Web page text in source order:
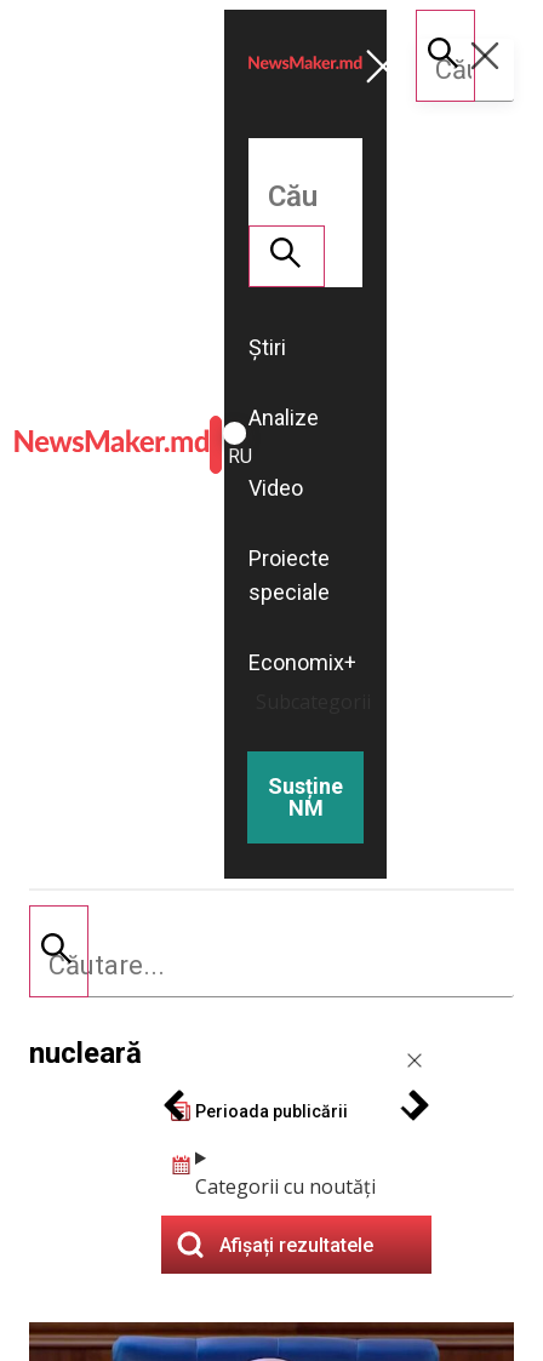
ROMÂNĂ
RU
Știri
Analize
Video
Proiecte
speciale
Economix+
Susține
NM
nucleară
Perioada publicării
Categorii cu noutăți
Afișați rezultatele